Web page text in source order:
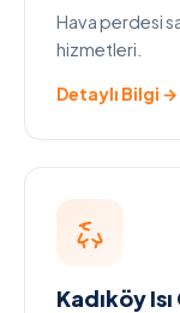
Hava perdesi
hizmetleri.
Detaylı Bilgi →
Kadıköy